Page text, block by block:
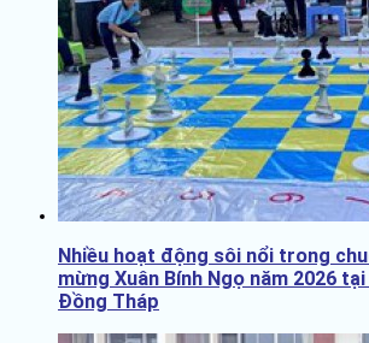
Nhiều hoạt động sôi nổi trong
mừng Xuân Bính Ngọ năm 2026
Đồng Tháp